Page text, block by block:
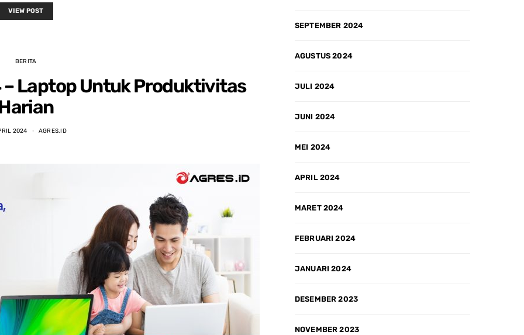
VIEW POST
BERITA
– Laptop Untuk Produktivitas
2024 AGRES.ID
SEPTEMBER 2024
AGUSTUS 2024
JULI 2024
JUNI 2024
MEI 2024
APRIL 2024
MARET 2024
FEBRUARI 2024
JANUARI 2024
DESEMBER 2023
NOVEMBER 2023